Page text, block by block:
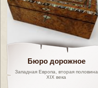
Бюро дорожное
Западная Европа, вторая половина
XIX века